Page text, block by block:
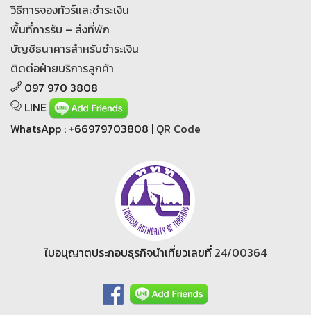
วิธีการจองทัวร์และชำระเงิน
พื้นที่การรับ – ส่งที่พัก
บัญชีธนาคารสำหรับชำระเงิน
ติดต่อฝ่ายบริการลูกค้า
097 970 3808
LINE
WhatsApp : +66979703808 | QR Code
ใบอนุญาตประกอบธุรกิจนำเที่ยวเลขที่ 24/00364